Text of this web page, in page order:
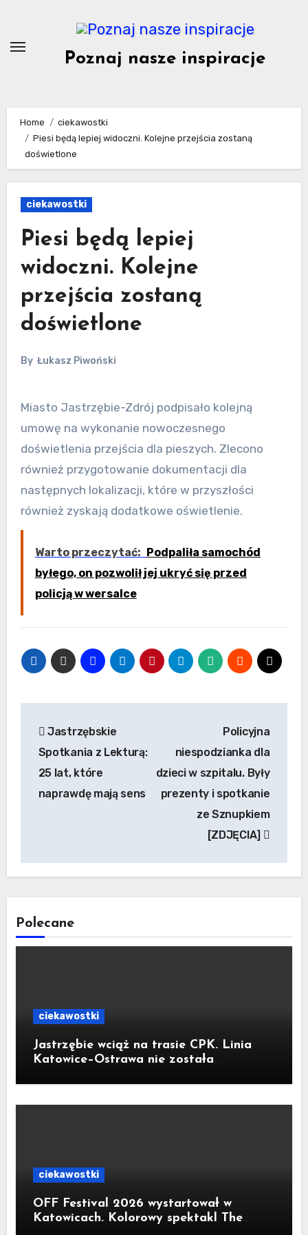
content
Poznaj nasze inspiracje
Home
ciekawostki
Piesi będą lepiej widoczni. Kolejne przejścia zostaną
doświetlone
ciekawostki
Piesi będą lepiej
widoczni. Kolejne
przejścia zostaną
doświetlone
By Łukasz Piwoński
Miasto Jastrzębie-Zdrój podpisało kolejną
umowę na wykonanie nowoczesnego
doświetlenia przejścia dla pieszych. Zlecono
również przygotowanie dokumentacji dla
następnych lokalizacji, które w przyszłości
również zyskają dodatkowe oświetlenie.
Warto przeczytać: Podpaliła samochód
byłego, on pozwolił jej ukryć się przed
policją w wersalce
wpisu
Jastrzębskie
Spotkania z Lekturą:
25 lat, które
naprawdę mają sens
Policyjna
niespodzianka dla
dzieci w szpitalu. Były
prezenty i spotkanie
ze Sznupkiem
[ZDJĘCIA]
Polecane
ciekawostki
Jastrzębie wciąż na trasie CPK. Linia
Katowice–Ostrawa nie została
ciekawostki
OFF Festival 2026 wystartował w
Katowicach. Kolorowy spektakl The